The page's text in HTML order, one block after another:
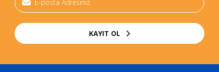
KAYIT OL